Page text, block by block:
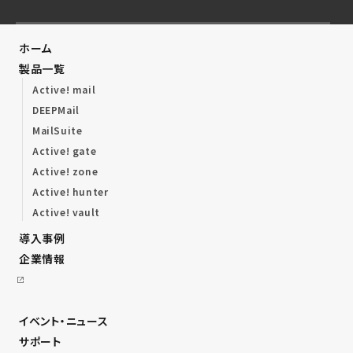
ホーム
製品一覧
Active! mail
DEEPMail
MailSuite
Active! gate
Active! zone
Active! hunter
Active! vault
導入事例
企業情報
イベント・ニュース
サポート